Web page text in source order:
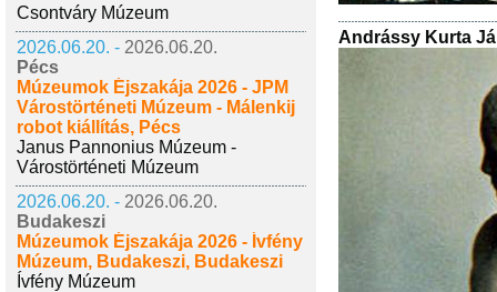
Csontváry Múzeum
2026.06.20. - 2026.06.20.
Pécs
Múzeumok Éjszakája 2026 - JPM
Várostörténeti Múzeum - Málenkij
robot kiállítás, Pécs
Janus Pannonius Múzeum -
Várostörténeti Múzeum
2026.06.20. - 2026.06.20.
Budakeszi
Múzeumok Éjszakája 2026 - Ívfény
Múzeum, Budakeszi, Budakeszi
Ívfény Múzeum
Andrássy Kurta